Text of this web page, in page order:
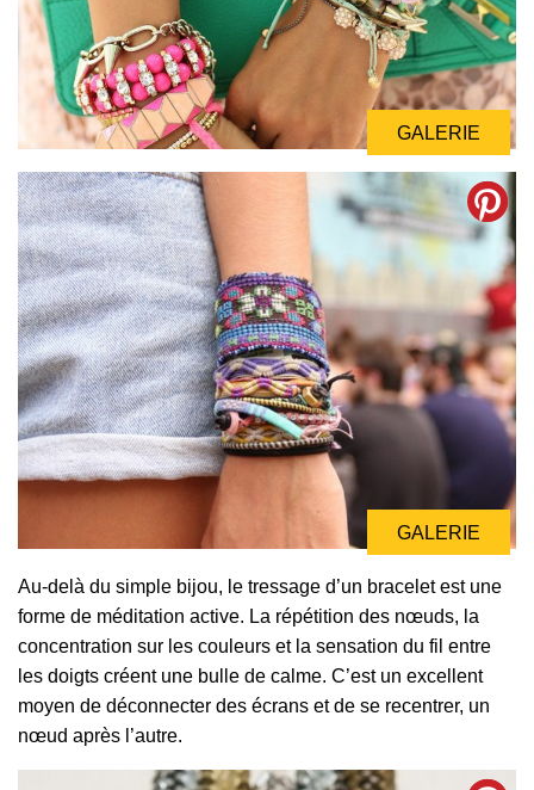
GALERIE
GALERIE
Au-delà du simple bijou, le tressage d’un bracelet est une
forme de méditation active. La répétition des nœuds, la
concentration sur les couleurs et la sensation du fil entre
les doigts créent une bulle de calme. C’est un excellent
moyen de déconnecter des écrans et de se recentrer, un
nœud après l’autre.